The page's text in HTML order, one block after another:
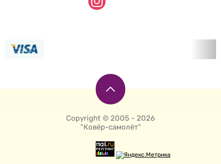
Copyright © 2005 - 2026
"Ковёр-самолёт"